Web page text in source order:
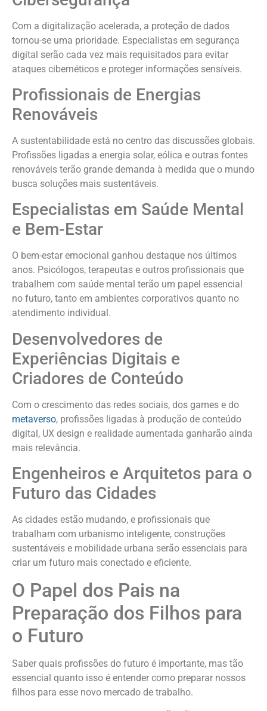
Com a digitalização acelerada, a proteção de dados
tornou-se uma prioridade. Especialistas em segurança
digital serão cada vez mais requisitados para evitar
ataques cibernéticos e proteger informações sensíveis.
Profissionais de Energias
Renováveis
A sustentabilidade está no centro das discussões globais.
Profissões ligadas a energia solar, eólica e outras fontes
renováveis terão grande demanda à medida que o mundo
busca soluções mais sustentáveis.
Especialistas em Saúde Mental
e Bem-Estar
O bem-estar emocional ganhou destaque nos últimos
anos. Psicólogos, terapeutas e outros profissionais que
trabalhem com saúde mental terão um papel essencial
no futuro, tanto em ambientes corporativos quanto no
atendimento individual.
Desenvolvedores de
Experiências Digitais e
Criadores de Conteúdo
Com o crescimento das redes sociais, dos games e do
metaverso, profissões ligadas à produção de conteúdo
digital, UX design e realidade aumentada ganharão ainda
mais relevância.
Engenheiros e Arquitetos para o
Futuro das Cidades
As cidades estão mudando, e profissionais que
trabalham com urbanismo inteligente, construções
sustentáveis e mobilidade urbana serão essenciais para
criar um futuro mais conectado e eficiente.
O Papel dos Pais na
Preparação dos Filhos para
o Futuro
Saber quais profissões do futuro é importante, mas tão
essencial quanto isso é entender como preparar nossos
filhos para esse novo mercado de trabalho.